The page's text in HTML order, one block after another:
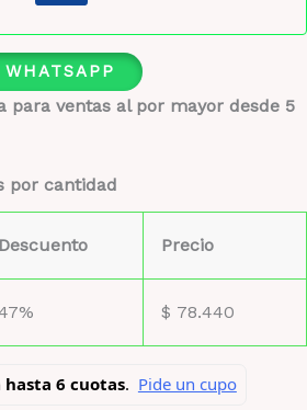
para ventas al por mayor desde 5
por cantidad
Descuento Precio
$ 78.440